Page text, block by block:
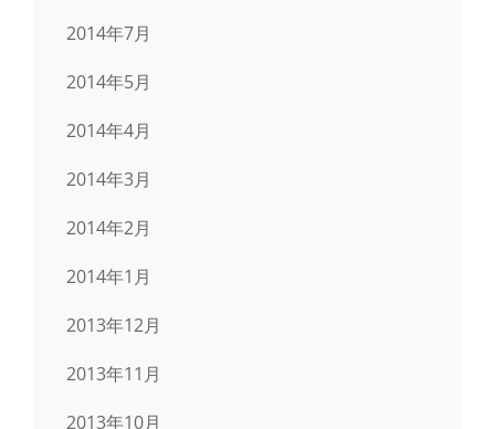
2014年7月
2014年5月
2014年4月
2014年3月
2014年2月
2014年1月
2013年12月
2013年11月
2013年10月